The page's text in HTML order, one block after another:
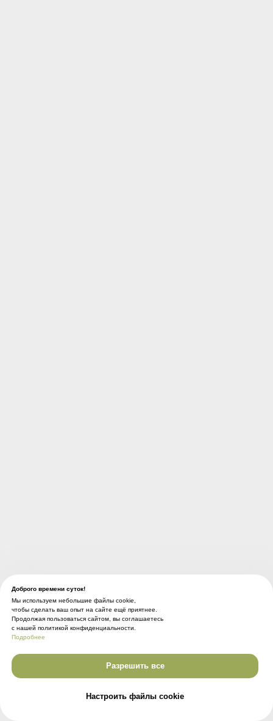
Доброго времени суток!
Мы используем небольшие файлы cookie,
чтобы сделать ваш опыт на сайте ещё приятнее.
Продолжая пользоваться сайтом, вы соглашаетесь
с нашей политикой конфиденциальности.
Подробнее
Разрешить все
Настроить файлы cookie
КОНТАКТНАЯ
ИНФОРМАЦИЯ